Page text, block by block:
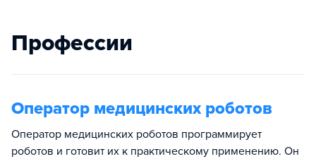
Профессии
Оператор медицинских роботов
Оператор медицинских роботов программирует
роботов и готовит их к практическому применению. Он